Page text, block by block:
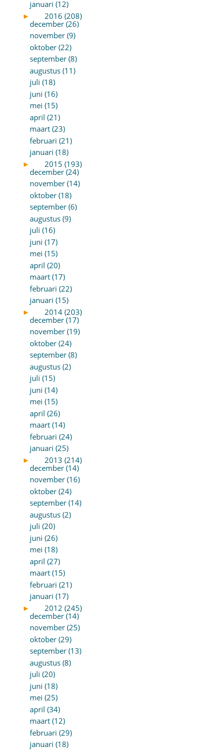
januari (12)
►
2016 (208)
december (26)
november (9)
oktober (22)
september (8)
augustus (11)
juli (18)
juni (16)
mei (15)
april (21)
maart (23)
februari (21)
januari (18)
►
2015 (193)
december (24)
november (14)
oktober (18)
september (6)
augustus (9)
juli (16)
juni (17)
mei (15)
april (20)
maart (17)
februari (22)
januari (15)
►
2014 (203)
december (17)
november (19)
oktober (24)
september (8)
augustus (2)
juli (15)
juni (14)
mei (15)
april (26)
maart (14)
februari (24)
januari (25)
►
2013 (214)
december (14)
november (16)
oktober (24)
september (14)
augustus (2)
juli (20)
juni (26)
mei (18)
april (27)
maart (15)
februari (21)
januari (17)
►
2012 (245)
december (14)
november (25)
oktober (29)
september (13)
augustus (8)
juli (20)
juni (18)
mei (25)
april (34)
maart (12)
februari (29)
januari (18)